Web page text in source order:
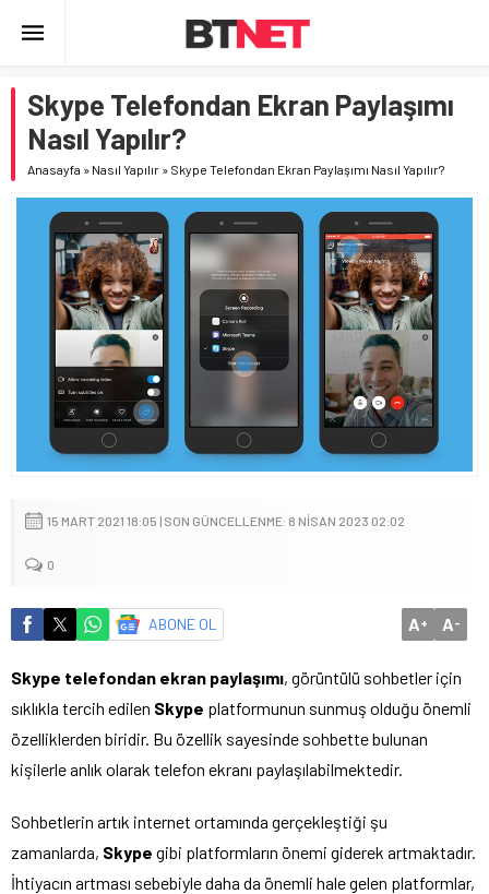
Skype Telefondan Ekran Paylaşımı
Nasıl Yapılır?
Anasayfa » Nasıl Yapılır » Skype Telefondan Ekran Paylaşımı Nasıl Yapılır?
15 MART 2021 18:05 | SON GÜNCELLENME: 8 NISAN 2023 02:02
0
ABONE OL A+ A-
Skype telefondan ekran paylaşımı, görüntülü sohbetler için
sıklıkla tercih edilen Skype platformunun sunmuş olduğu önemli
özelliklerden biridir. Bu özellik sayesinde sohbette bulunan
kişilerle anlık olarak telefon ekranı paylaşılabilmektedir.
Sohbetlerin artık internet ortamında gerçekleştiği şu
zamanlarda, Skype gibi platformların önemi giderek artmaktadır.
İhtiyacın artması sebebiyle daha da önemli hale gelen platformlar,